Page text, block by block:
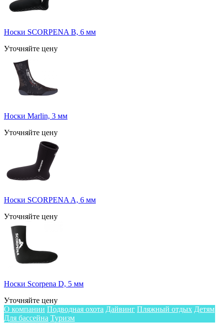
Носки SCORPENA B, 6 мм
Уточняйте цену
Носки Marlin, 3 мм
Уточняйте цену
Носки SCORPENA A, 6 мм
Уточняйте цену
Носки Scorpena D, 5 мм
Уточняйте цену
О компании Подводная охота Дайвинг Пляжный отдых Детям
Для бассейна Туризм